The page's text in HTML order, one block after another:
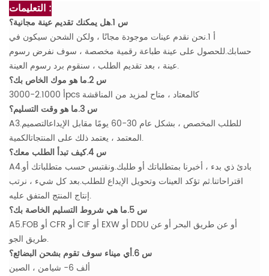
التعليمات :
س 1.هل يمكنك تقديم عينة مجانية؟
أ 1.نحن نقدم عينات موجودة مجانًا ، ولكن الشحن سيكون في
حسابك.للحصول على عينة طباعة رقمية مخصصة ، سوف نفرض رسوم
عينة ، بعد تقديم الطلب ، سنقوم برد رسوم العينة.
س 2.ما هو موك الخاص بك؟
أ 2.1000-3000pcs كالمعتاد ، متاح لمزيد من المناقشة
س 3.ما هو وقت التسليم؟
A3.للطلب المخصص ، بشكل عام 30-60 يومًا مقابل الإيداعالتصميم
المعتمد ، يعتمد ذلك على المنتجاتالكمية.
س 4.كيف تبدأ الطلب معك؟
A4.بادئ ذي بدء ، أخبرنا بمتطلباتك أو طلبك.ونقتبس حسب متطلباتك أو
اقتراحاتنا.ثم تؤكد العينات وتحويل الإيداع للطلب.بعد كل شيء ، نرتب
إنتاج المنتج المتفق عليه.
س 5.ما هي شروط التسليم الخاصة بك؟
A5.FOB أو CFR أو CIF أو EXW أو DDU أو عن طريق البحر أو عن
طريق الجو.
س 6.أي ميناء سوف تقوم بشحن البضائع؟
ألف 6- شيامن ، الصين